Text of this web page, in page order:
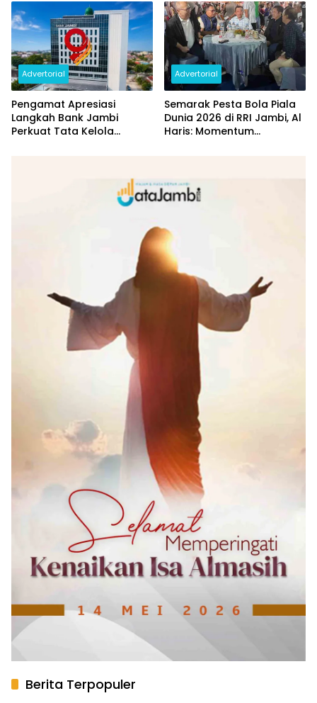
Rp144 Miliar
Advertorial
Pengamat Apresiasi
Langkah Bank Jambi
Perkuat Tata Kelola
Advertorial
Semarak Pesta Bola Piala
Dunia 2026 di RRI Jambi, Al
Haris: Momentum
Berita Terpopuler